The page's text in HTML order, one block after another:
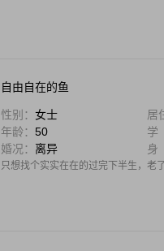
自由自在的鱼
性别： 女士 居
年龄： 50 学
婚况： 离异 身
只想找个实实在在的过完下半生，老